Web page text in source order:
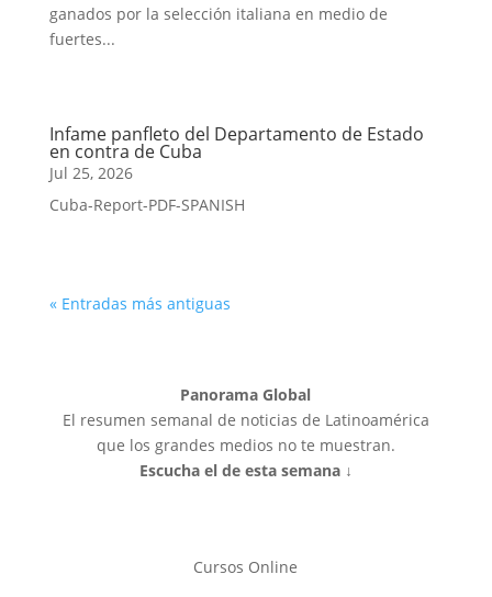
ganados por la selección italiana en medio de
fuertes...
Infame panfleto del Departamento de Estado
en contra de Cuba
Jul 25, 2026
Cuba-Report-PDF-SPANISH
« Entradas más antiguas
Panorama Global
El resumen semanal de noticias de Latinoamérica
que los grandes medios no te muestran.
Escucha el de esta semana ↓
Cursos Online